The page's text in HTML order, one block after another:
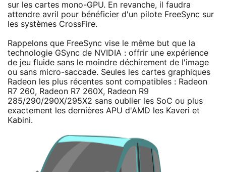
sur les cartes mono-GPU. En revanche, il faudra
attendre avril pour bénéficier d'un pilote FreeSync sur
les systèmes CrossFire.
Rappelons que FreeSync vise le même but que la
technologie GSync de NVIDIA : offrir une expérience
de jeu fluide sans le moindre déchirement de l'image
ou sans micro-saccade. Seules les cartes graphiques
Radeon les plus récentes sont compatibles : Radeon
R7 260, Radeon R7 260X, Radeon R9
285/290/290X/295X2 sans oublier les SoC ou plus
exactement les dernières APU d'AMD les Kaveri et
Kabini.